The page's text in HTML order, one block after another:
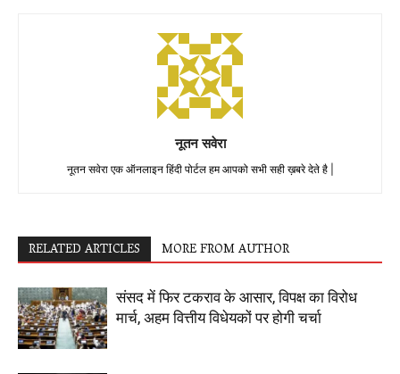
नूतन सवेरा
नूतन सवेरा एक ऑनलाइन हिंदी पोर्टल हम आपको सभी सही ख़बरे देते है |
RELATED ARTICLES MORE FROM AUTHOR
संसद में फिर टकराव के आसार, विपक्ष का विरोध
मार्च, अहम वित्तीय विधेयकों पर होगी चर्चा